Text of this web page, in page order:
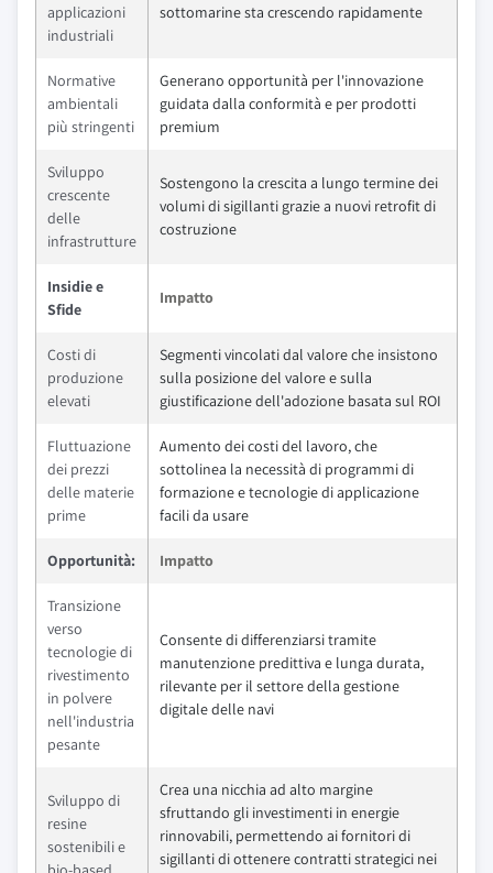
applicazioni
industriali
sottomarine sta crescendo rapidamente
Normative
ambientali
più stringenti
Generano opportunità per l'innovazione
guidata dalla conformità e per prodotti
premium
Sviluppo
crescente
delle
infrastrutture
Sostengono la crescita a lungo termine dei
volumi di sigillanti grazie a nuovi retrofit di
costruzione
Insidie e
Sfide
Impatto
Costi di
produzione
elevati
Segmenti vincolati dal valore che insistono
sulla posizione del valore e sulla
giustificazione dell'adozione basata sul ROI
Fluttuazione
dei prezzi
delle materie
prime
Aumento dei costi del lavoro, che
sottolinea la necessità di programmi di
formazione e tecnologie di applicazione
facili da usare
Opportunità: Impatto
Transizione
verso
tecnologie di
rivestimento
in polvere
nell'industria
pesante
Consente di differenziarsi tramite
manutenzione predittiva e lunga durata,
rilevante per il settore della gestione
digitale delle navi
Sviluppo di
resine
sostenibili e
Crea una nicchia ad alto margine
sfruttando gli investimenti in energie
rinnovabili, permettendo ai fornitori di
sigillanti di ottenere contratti strategici nei